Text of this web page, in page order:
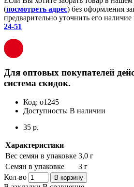
(посмотреть адрес) без оформления
предварительно уточнить его
24-51
Для оптовых покупателей
система скидок.
Код: о1245
Доступность: В наличии
35 р.
Характеристики
Вес семян в упаковке 3,0 г
Семян в упаковке
3 г
Кол-во
В корзину